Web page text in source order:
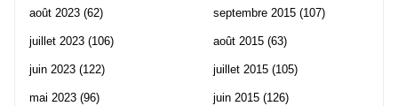
août 2023 (62)
juillet 2023 (106)
juin 2023 (122)
mai 2023 (96)
septembre 2015 (107)
août 2015 (63)
juillet 2015 (105)
juin 2015 (126)